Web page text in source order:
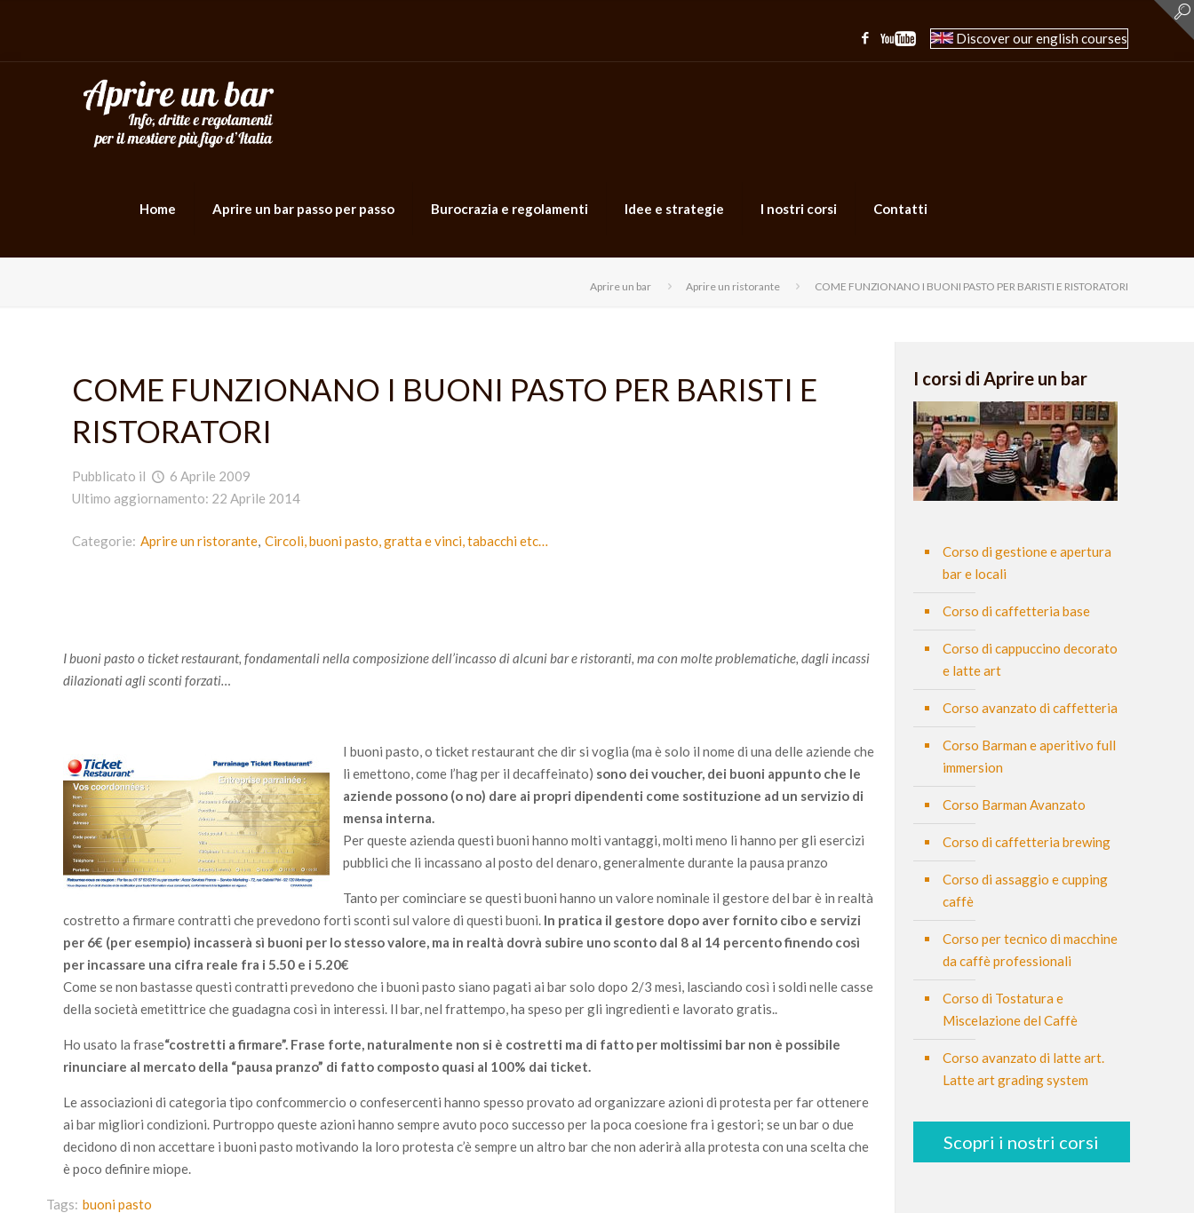
Discover our english courses
Home Aprire un bar passo per passo Burocrazia e regolamenti Idee e strategie I nostri corsi Contatti
Aprire un bar Aprire un ristorante COME FUNZIONANO I BUONI PASTO PER BARISTI E RISTORATORI
COME FUNZIONANO I BUONI PASTO PER BARISTI E
RISTORATORI
Pubblicato il
6 Aprile 2009
Ultimo aggiornamento: 22 Aprile 2014
Categorie: Aprire un ristorante Circoli, buoni pasto, gratta e vinci, tabacchi etc…
I buoni pasto o ticket restaurant, fondamentali nella composizione dell’incasso di alcuni bar e ristoranti, ma con molte problematiche, dagli incassi
dilazionati agli sconti forzati…
I buoni pasto, o ticket restaurant che dir si voglia (ma è solo il nome di una delle aziende che
li emettono, come l’hag per il decaffeinato) sono dei voucher, dei buoni appunto che le
aziende possono (o no) dare ai propri dipendenti come sostituzione ad un servizio di
mensa interna.
Per queste azienda questi buoni hanno molti vantaggi, molti meno li hanno per gli esercizi
pubblici che li incassano al posto del denaro, generalmente durante la pausa pranzo
Tanto per cominciare se questi buoni hanno un valore nominale il gestore del bar è in realtà
costretto a firmare contratti che prevedono forti sconti sul valore di questi buoni. In pratica il gestore dopo aver fornito cibo e servizi
per 6€ (per esempio) incasserà sì buoni per lo stesso valore, ma in realtà dovrà subire uno sconto dal 8 al 14 percento finendo così
per incassare una cifra reale fra i 5.50 e i 5.20€
Come se non bastasse questi contratti prevedono che i buoni pasto siano pagati ai bar solo dopo 2/3 mesi, lasciando così i soldi nelle casse
della società emetittrice che guadagna così in interessi. Il bar, nel frattempo, ha speso per gli ingredienti e lavorato gratis..
Ho usato la frase“costretti a firmare”. Frase forte, naturalmente non si è costretti ma di fatto per moltissimi bar non è possibile
rinunciare al mercato della “pausa pranzo” di fatto composto quasi al 100% dai ticket.
Le associazioni di categoria tipo confcommercio o confesercenti hanno spesso provato ad organizzare azioni di protesta per far ottenere
ai bar migliori condizioni. Purtroppo queste azioni hanno sempre avuto poco successo per la poca coesione fra i gestori; se un bar o due
decidono di non accettare i buoni pasto motivando la loro protesta c’è sempre un altro bar che non aderirà alla protesta con una scelta che
è poco definire miope.
Tags: buoni pasto
I corsi di Aprire un bar
Corso di gestione e apertura
bar e locali
Corso di caffetteria base
Corso di cappuccino decorato
e latte art
Corso avanzato di caffetteria
Corso Barman e aperitivo full
immersion
Corso Barman Avanzato
Corso di caffetteria brewing
Corso di assaggio e cupping
caffè
Corso per tecnico di macchine
da caffè professionali
Corso di Tostatura e
Miscelazione del Caffè
Corso avanzato di latte art.
Latte art grading system
Scopri i nostri corsi